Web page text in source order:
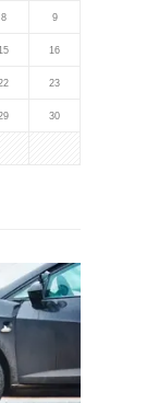
8 9
16
23
30